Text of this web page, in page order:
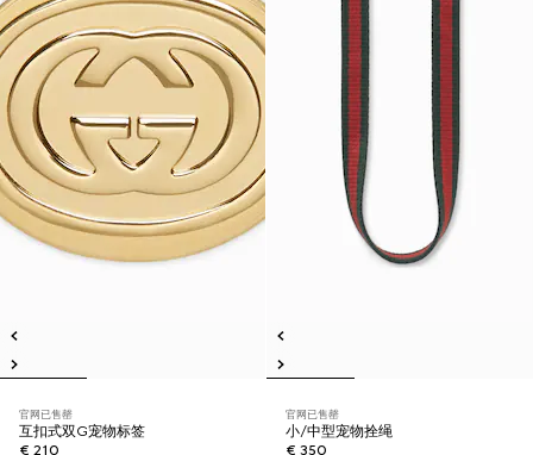
官网已售罄
互扣式双G宠物标签
€ 210
官网已售罄
小/中型宠物拴绳
€ 350